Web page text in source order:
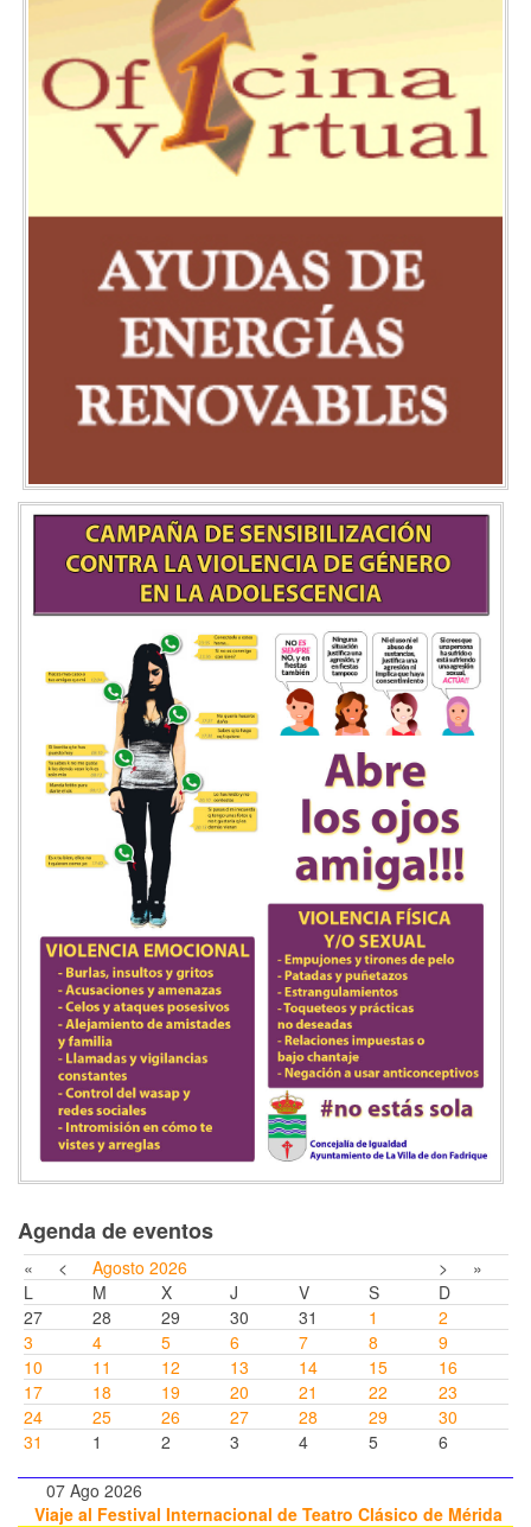
Agenda de eventos
« < Agosto 2026 >
»
L
M X J V S
D
27
28 29 30 31 1
2
3
4 5 6 7 8
9
10
11 12 13 14 15
16
17
18 19 20 21 22
23
24
25 26 27 28 29
30
31
1 2 3 4 5 6
07 Ago 2026
Viaje al Festival Internacional de Teatro Clásico de Mérida